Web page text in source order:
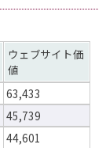
ウェブサイト価
値
63,433
45,739
44,601